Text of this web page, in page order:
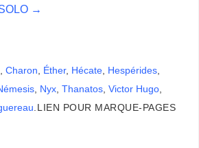
→
, Charon, Éther, Hécate, Hespérides,
, Nyx, Thanatos, Victor Hugo,
. LIEN POUR MARQUE-PAGES